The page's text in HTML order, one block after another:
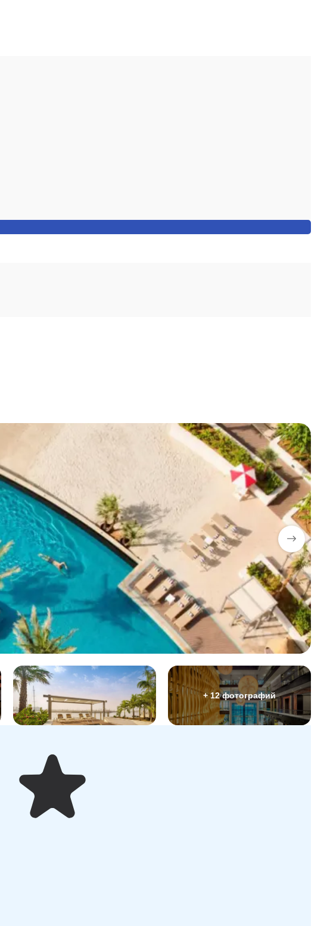
+ 12 фотографий